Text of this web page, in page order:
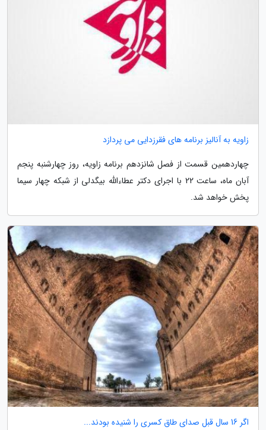
زاویه به آنالیز برنامه های فقرزدایی می پردازد
چهاردهمین قسمت از فصل شانزدهم برنامه زاویه، روز چهارشنبه پنجم
آبان ماه، ساعت 22 با اجرای دکتر عطاءالله بیگدلی از شبکه چهار سیما
پخش خواهد شد.
اگر 16 سال قبل صدای طاق کسری را شنیده بودند...